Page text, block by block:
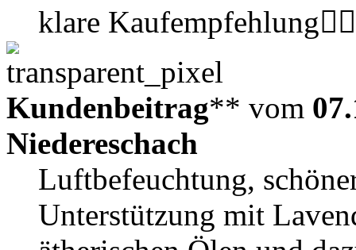
klare
Kundenbeitrag** vom
Niedereschach
Luftbefeuchtung,
Unterstützung mit